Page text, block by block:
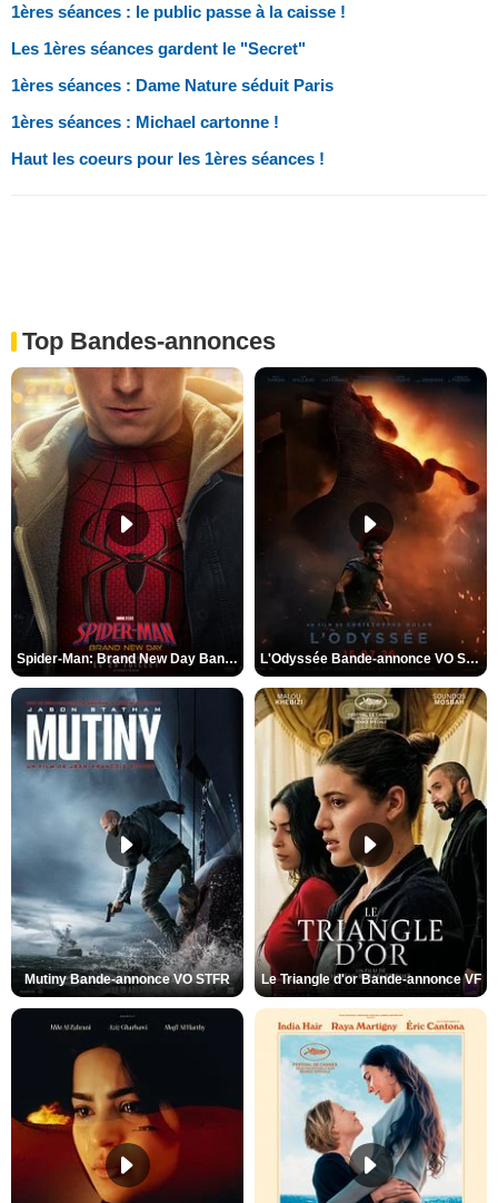
1ères séances : le public passe à la caisse !
Les 1ères séances gardent le "Secret"
1ères séances : Dame Nature séduit Paris
1ères séances : Michael cartonne !
Haut les coeurs pour les 1ères séances !
Top Bandes-annonces
Spider-Man: Brand New Day Bande-annonce VO STFR L'Odyssée Bande-annonce VO STFR
Mutiny Bande-annonce VO STFR Le Triangle d'or Bande-annonce VF